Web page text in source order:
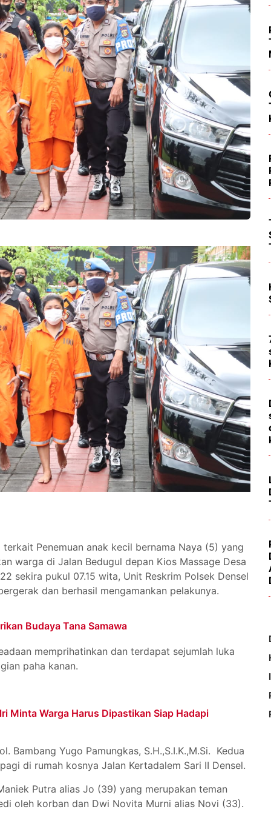
Penemuan anak kecil bernama Naya (5) yang
warga di Jalan Bedugul depan Kios Massage Desa
sekira pukul 07.15 wita, Unit Reskrim Polsek Densel
dan berhasil mengamankan pelakunya.
Budaya Tana Samawa
memprihatinkan dan terdapat sejumlah luka
paha kanan.
Minta Warga Harus Dipastikan Siap Hadapi
Bambang Yugo Pamungkas, S.H.,S.I.K.,M.Si. Kedua
di rumah kosnya Jalan Kertadalem Sari II Densel.
Putra alias Jo (39) yang merupakan teman
oleh korban dan Dwi Novita Murni alias Novi (33).